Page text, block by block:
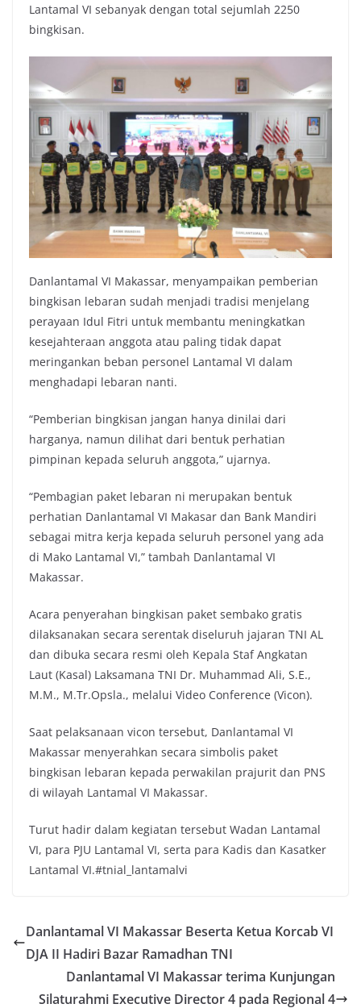
Lantamal VI sebanyak dengan total sejumlah 2250
bingkisan.
Danlantamal VI Makassar, menyampaikan pemberian
bingkisan lebaran sudah menjadi tradisi menjelang
perayaan Idul Fitri untuk membantu meningkatkan
kesejahteraan anggota atau paling tidak dapat
meringankan beban personel Lantamal VI dalam
menghadapi lebaran nanti.
“Pemberian bingkisan jangan hanya dinilai dari
harganya, namun dilihat dari bentuk perhatian
pimpinan kepada seluruh anggota,” ujarnya.
“Pembagian paket lebaran ni merupakan bentuk
perhatian Danlantamal VI Makasar dan Bank Mandiri
sebagai mitra kerja kepada seluruh personel yang ada
di Mako Lantamal VI,” tambah Danlantamal VI
Makassar.
Acara penyerahan bingkisan paket sembako gratis
dilaksanakan secara serentak diseluruh jajaran TNI AL
dan dibuka secara resmi oleh Kepala Staf Angkatan
Laut (Kasal) Laksamana TNI Dr. Muhammad Ali, S.E.,
M.M., M.Tr.Opsla., melalui Video Conference (Vicon).
Saat pelaksanaan vicon tersebut, Danlantamal VI
Makassar menyerahkan secara simbolis paket
bingkisan lebaran kepada perwakilan prajurit dan PNS
di wilayah Lantamal VI Makassar.
Turut hadir dalam kegiatan tersebut Wadan Lantamal
VI, para PJU Lantamal VI, serta para Kadis dan Kasatker
Lantamal VI.#tnial_lantamalvi
Danlantamal VI Makassar Beserta Ketua Korcab VI
DJA II Hadiri Bazar Ramadhan TNI
Danlantamal VI Makassar terima Kunjungan
Silaturahmi Executive Director 4 pada Regional 4